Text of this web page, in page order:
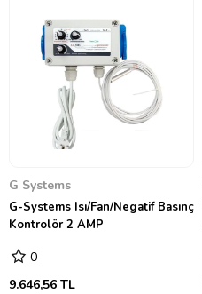
G Systems
G-Systems Isı/Fan/Negatif Basınç
Kontrolör 2 AMP
0
9.646,56 TL